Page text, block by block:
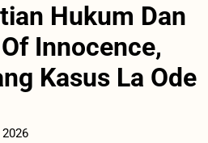
Hukum Dan
Innocence,
Kasus La Ode